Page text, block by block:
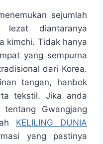
sejumlah
diantaranya
kimchi. Tidak hanya
yang sempurna
dari Korea.
tangan, hanbok
tekstil. Jika anda
Gwangjang
KELILING DUNIA
yang pastinya